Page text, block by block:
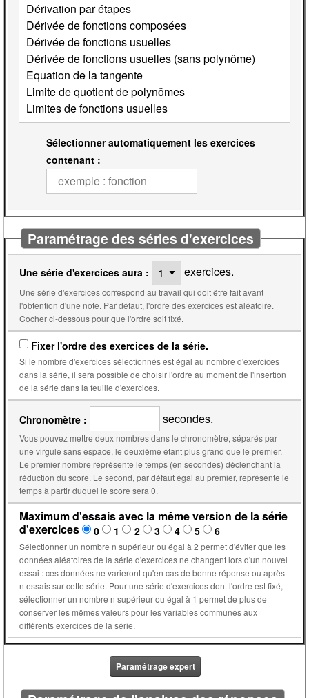
Sélectionner automatiquement les exercices
contenant :
Paramétrage des séries d'exercices
Une série d'exercices aura : exercices.
Une série d'exercices correspond au travail qui doit être fait avant
l'obtention d'une note. Par défaut, l'ordre des exercices est aléatoire.
Cocher ci-dessous pour que l'ordre soit fixé.
Fixer l'ordre des exercices de la série.
Si le nombre d'exercices sélectionnés est égal au nombre d'exercices
dans la série, il sera possible de choisir l'ordre au moment de l'insertion
de la série dans la feuille d'exercices.
Chronomètre : secondes.
Vous pouvez mettre deux nombres dans le chronomètre, séparés par
une virgule sans espace, le deuxième étant plus grand que le premier.
Le premier nombre représente le temps (en secondes) déclenchant la
réduction du score. Le second, par défaut égal au premier, représente le
temps à partir duquel le score sera 0.
Maximum d'essais avec la même version de la série
d'exercices
0 1 2 3 4 5 6
Sélectionner un nombre n supérieur ou égal à 2 permet d'éviter que les
données aléatoires de la série d'exercices ne changent lors d'un nouvel
essai : ces données ne varieront qu'en cas de bonne réponse ou après
n essais sur cette série. Pour une série d'exercices dont l'ordre est fixé,
sélectionner un nombre n supérieur ou égal à 1 permet de plus de
conserver les mêmes valeurs pour les variables communes aux
différents exercices de la série.
Paramétrage expert